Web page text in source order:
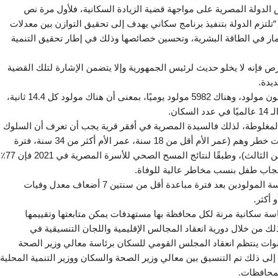
المصرية على مواجهة قضية الزيادة السكانية، فلأول مرة نص
2014، في المادة 41 على أن “تلتزم الدولة بتنفيذ برنامج سكاني يهدف إلى تحقيق التوازن بين معدلات
في الطاقة البشرية، وتحسين خصائصها وذلك في إطار تحقيق التنمية
لا يخلو حديث لرئيس الجمهورية وإلا يتضمن الإشارة لتلك القضية
وأشار إلى أنه في عام 2022 تم ولادة 2.183 مليون مولود، وهناك 5982 مولود يوميًا، بمعنى أن هناك مولود كل 14.4 ثانية،
لذلك فالسيدة المصرية في أفقر قرية يجب أن تعرف أن السلوك
الإنجابي مرتفع الخطورة، مضيفًا أن هناك 4 فئات خطر وهم (عمر الأم أقل من 18 سنة، عمر الأم أكثر من 34 سنة، فترة
التباعد أقل من 24 شهر، وترتيب المولود أكثر من الثالث)، وطبقًا لنتائج المسح الصحي للأسرة المصرية في 2021 فإن 77٪
طفل بنسب مخاطر عالية للوفاة.
وأشار إلى أن معدل وفيات الأطفال دون الخامسة المولودين بعد فترة مباعدة أقل من سنتين 7 أضعاف معدل وفيات
سكانية مرنة لكل محافظة بها مستهدفات يمكن متابعتها وتقييمها
من خلال دورية انعقاد المجالس الإقليمية واللجان التنسيقية في
ينتظم انعقاد المجلس القومي للسكان برئاسة معالي وزير الصحة
ذلك تم التنسيق بين معالي وزير الصحة والسكان ووزير التنمية المحلية